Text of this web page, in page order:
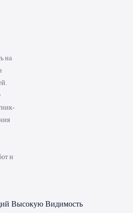
на
и
Высокую Видимость